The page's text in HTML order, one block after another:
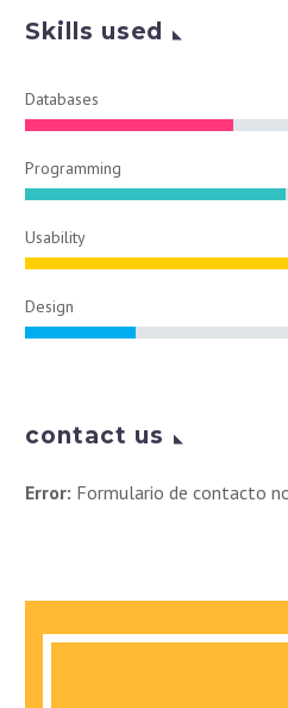
Skills used
Databases
Programming
Usability
Design
contact us
Error: Formulario de contacto